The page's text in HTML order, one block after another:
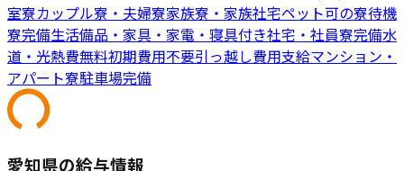
室寮カップル寮・夫婦寮家族寮・家族社宅ペット可の寮待機
寮完備生活備品・家具・家電・寝具付き社宅・社員寮完備水
道・光熱費無料初期費用不要引っ越し費用支給マンション・
アパート寮駐車場完備
愛知県の給与情報